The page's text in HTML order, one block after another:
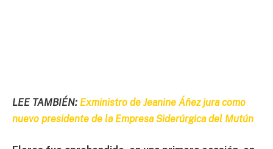
LEE TAMBIÉN: Exministro de Jeanine Áñez jura como
nuevo presidente de la Empresa Siderúrgica del Mutún